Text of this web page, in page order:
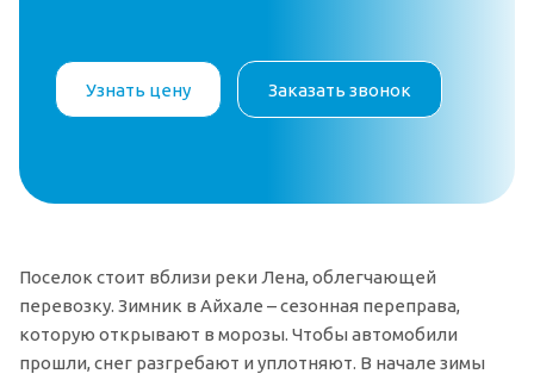
Узнать цену Заказать звонок
Поселок стоит вблизи реки Лена, облегчающей
перевозку. Зимник в Айхале – сезонная переправа,
которую открывают в морозы. Чтобы автомобили
прошли, снег разгребают и уплотняют. В начале зимы